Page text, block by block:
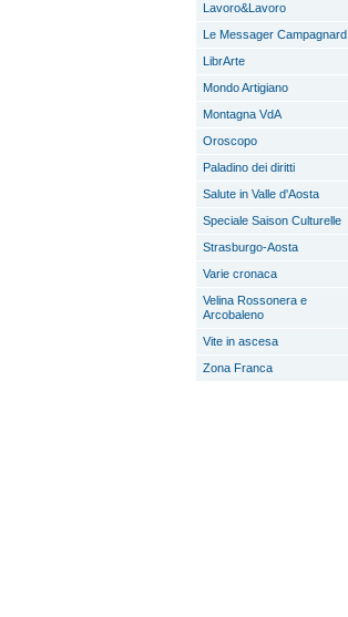
Lavoro&Lavoro
Le Messager Campagnard
LibrArte
Mondo Artigiano
Montagna VdA
Oroscopo
Paladino dei diritti
Salute in Valle d'Aosta
Speciale Saison Culturelle
Strasburgo-Aosta
Varie cronaca
Velina Rossonera e
Arcobaleno
Vite in ascesa
Zona Franca